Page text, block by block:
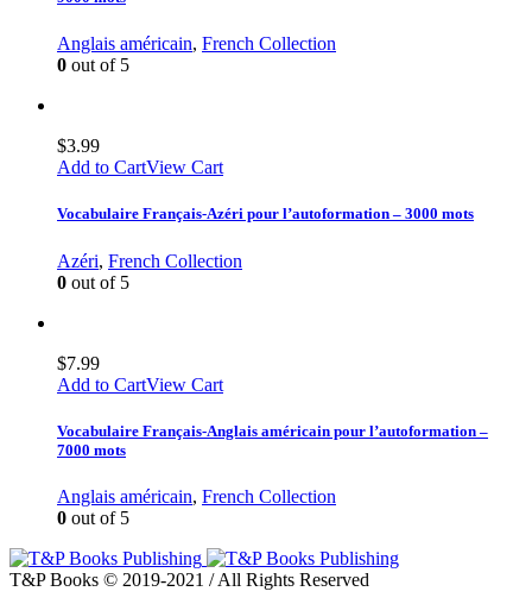
Anglais américain, French Collection
0 out of 5
$3.99
Add to CartView Cart
Vocabulaire Français-Azéri pour l’autoformation – 3000 mots
Azéri, French Collection
0 out of 5
$7.99
Add to CartView Cart
Vocabulaire Français-Anglais américain pour l’autoformation –
7000 mots
Anglais américain, French Collection
0 out of 5
T&P Books © 2019-2021 / All Rights Reserved